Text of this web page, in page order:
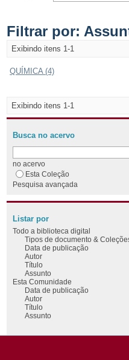
Filtrar por:
Exibindo itens 1-1
QUÍMICA (4)
Exibindo itens 1-1
Busca no acervo
no acervo
Esta Coleção
Pesquisa avançada
Listar por
Todo a biblioteca digital
Tipos de documento &
Data de publicação
Autor
Título
Assunto
Esta Comunidade
Data de publicação
Autor
Título
Assunto